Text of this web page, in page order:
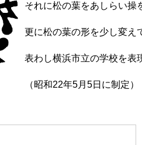
それに松の葉をあしらい操
更に松の葉の形を少し変え
表わし横浜市立の学校を表
（昭和22年5月5日に制定）